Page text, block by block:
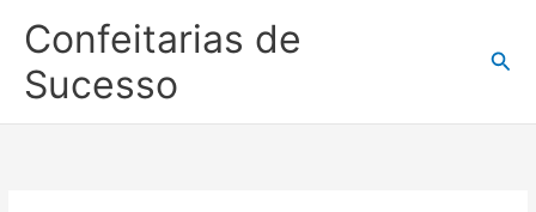
para
conteúdo
Confeitarias de
Sucesso